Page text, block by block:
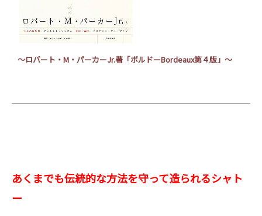
～ロバート・ M ・パーカーJr.著「ボルドーBordeaux第４版」～
あくまでも伝統的な方法を守って造られるシャト
ー